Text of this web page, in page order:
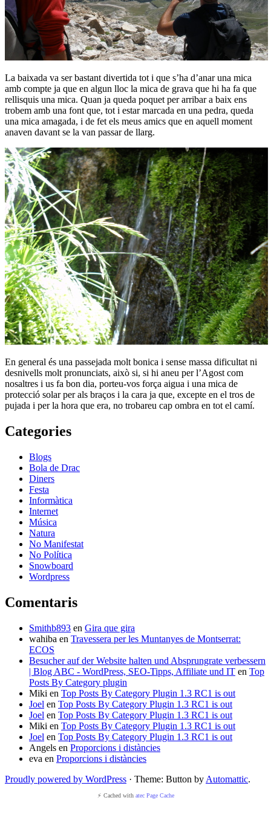
La baixada va ser bastant divertida tot i que s’ha d’anar una mica
amb compte ja que en algun lloc la mica de grava que hi ha fa que
rellisquis una mica. Quan ja queda poquet per arribar a baix ens
trobem amb una font que, tot i estar marcada en una pedra, queda
una mica amagada, i de fet els meus amics que en aquell moment
anaven davant se la van passar de llarg.
En general és una passejada molt bonica i sense massa dificultat ni
desnivells molt pronunciats, això si, si hi aneu per l’Agost com
nosaltres i us fa bon dia, porteu-vos força aigua i una mica de
protecció solar per als braços i la cara ja que, excepte en el tros de
pujada i per la hora que era, no trobareu cap ombra en tot el camí.
Categories
Blogs
Bola de Drac
Diners
Festa
Informàtica
Internet
Música
Natura
No Manifestat
No Política
Snowboard
Wordpress
Comentaris
Smithb893 en Gira que gira
wahiba en Travessera per les Muntanyes de Montserrat:
ECOS
Besucher auf der Website halten und Absprungrate verbessern
| Blog ABC - WordPress, SEO-Tipps, Affiliate und IT en Top
Posts By Category plugin
Miki en Top Posts By Category Plugin 1.3 RC1 is out
Joel en Top Posts By Category Plugin 1.3 RC1 is out
Joel en Top Posts By Category Plugin 1.3 RC1 is out
Miki en Top Posts By Category Plugin 1.3 RC1 is out
Joel en Top Posts By Category Plugin 1.3 RC1 is out
Angels en Proporcions i distàncies
eva en Proporcions i distàncies
Proudly powered by WordPress · Theme: Button by Automattic.
⚡ Cached with atec Page Cache